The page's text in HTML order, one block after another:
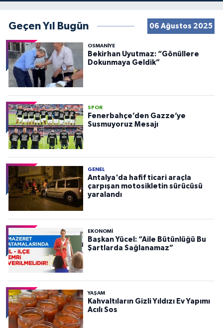
Geçen Yıl Bugün 06 Ağustos 2025
OSMANIYE
Bekirhan Uyutmaz: “Gönüllere
Dokunmaya Geldik”
SPOR
Fenerbahçe’den Gazze’ye
Susmuyoruz Mesajı
GENEL
Antalya'da hafif ticari araçla
çarpışan motosikletin sürücüsü
yaralandı
EKONOMI
Başkan Yücel: “Aile Bütünlüğü Bu
Şartlarda Sağlanamaz”
YAŞAM
Kahvaltıların Gizli Yıldızı Ev Yapımı
Acılı Sos